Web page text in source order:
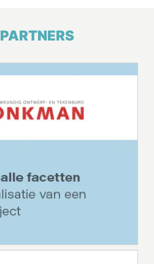
PARTNERS